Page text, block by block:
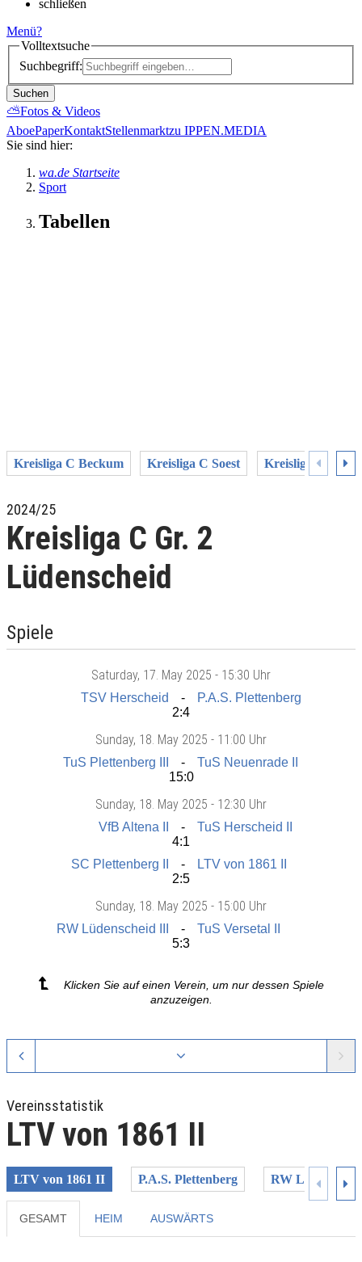
schließen
Menü?
Volltextsuche
Suchbegriff:
Suchen
⛅Fotos & Videos
AboePaperKontaktStellenmarktzu IPPEN.MEDIA
Sie sind hier:
wa.de Startseite
Sport
Tabellen
Kreisliga C Beckum Kreisliga C Soest Kreisliga C1
2024/25
Kreisliga C Gr. 2
Lüdenscheid
Spiele
Saturday, 17. May 2025 - 15:30 Uhr
TSV Herscheid
P.A.S. Plettenberg
2:4
Sunday, 18. May 2025 - 11:00 Uhr
TuS Plettenberg III
TuS Neuenrade II
15:0
Sunday, 18. May 2025 - 12:30 Uhr
VfB Altena II
TuS Herscheid II
4:1
SC Plettenberg II
LTV von 1861 II
2:5
Sunday, 18. May 2025 - 15:00 Uhr
RW Lüdenscheid III
TuS Versetal II
5:3
Klicken Sie auf einen Verein, um nur dessen Spiele
anzuzeigen.
Vereinsstatistik
LTV von 1861 II
LTV von 1861 II P.A.S. Plettenberg RW
GESAMT HEIM AUSWÄRTS